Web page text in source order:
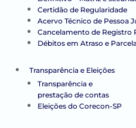
Certidão de Regularidade
Acervo Técnico de Pessoa
Cancelamento de Registro
Débitos em Atraso e
Transparência e Eleições
Transparência e
prestação de contas
Eleições do Corecon-SP